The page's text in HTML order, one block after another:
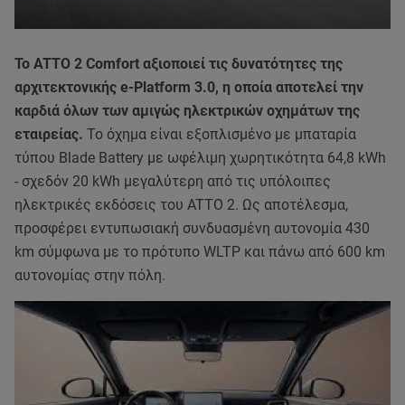
Το ATTO 2 Comfort αξιοποιεί τις δυνατότητες της
αρχιτεκτονικής e-Platform 3.0, η οποία αποτελεί την
καρδιά όλων των αμιγώς ηλεκτρικών οχημάτων της
εταιρείας. Το όχημα είναι εξοπλισμένο με μπαταρία
τύπου Blade Battery με ωφέλιμη χωρητικότητα 64,8 kWh
- σχεδόν 20 kWh μεγαλύτερη από τις υπόλοιπες
ηλεκτρικές εκδόσεις του ATTO 2. Ως αποτέλεσμα,
προσφέρει εντυπωσιακή συνδυασμένη αυτονομία 430
km σύμφωνα με το πρότυπο WLTP και πάνω από 600 km
αυτονομίας στην πόλη.